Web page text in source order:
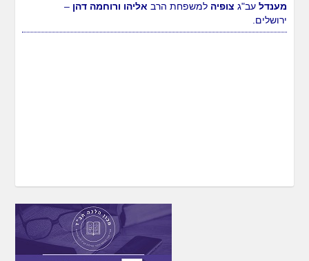
מענדל עב"ג צופיה למשפחת הרב אליהו ורוחמה דהן –
ירושלים.